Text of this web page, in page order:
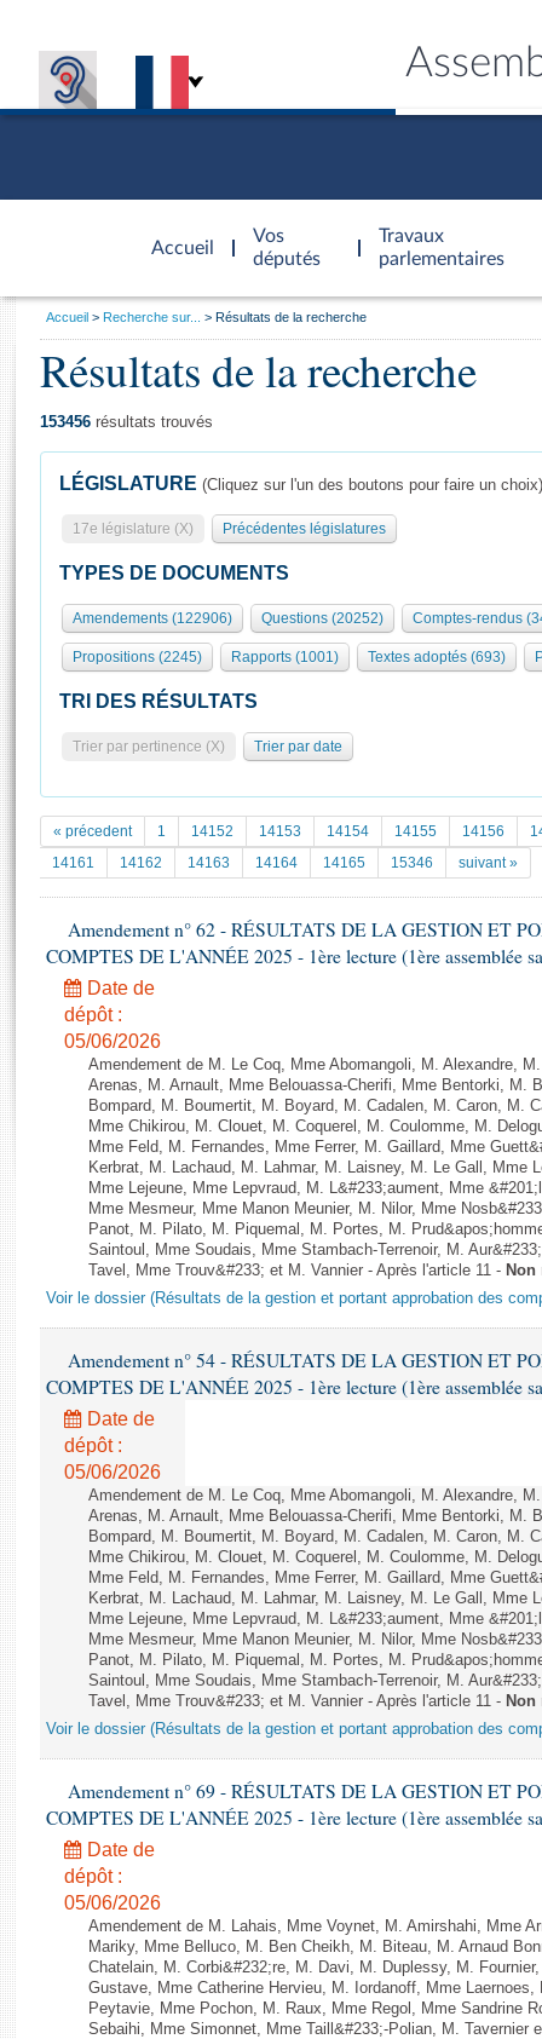
Accueil
d'accueil
Vos
députés
Travaux
parlementaires
Présidence
577 députés
Groupes politiques
Séance publique
Commissions et autres organes
Europe et International
Pétitions
Documents parlementaires
Projets de loi
Propositions de loi
Amendements
Textes adoptés
Rapports d'information
Rapports d'enquête
Rapports législatifs
Rapports sur l'application des lois
Baromètre de l’application des lois
Dossiers législatifs
Budget et sécurité sociale
Questions écrites et orales
Général
Rôle et pouvoirs de l'Assemblée
Organisation de l'Assemblée
Présidence Conférence des Présidents Bureau Collège des
Statistiques et chiffres clés
Documents de référence
( Constitution | Règlement de l'Assemblée ... )
Histoire
Juniors
Anciennes législatures
Liens vers les sites publics
Visiter l'Assemblée
Visite virtuelle du palais Bourbon
Assister à une séance
La Bibliothèque
Les archives
Contacts et plan d'accès
Photos libres de droit
Vous
Accueil Recherche sur... Résultats de la recherche
Résultats de la recherche
153456 résultats trouvés
LÉGISLATURE (Cliquez sur l'un des boutons pour faire un choix)
17e législature (X) Précédentes législatures
TYPES DE DOCUMENTS
Amendements (122906) Questions (20252) Comptes-rendus
Propositions (2245) Rapports (1001) Textes adoptés (693)
TRI DES RÉSULTATS
Trier par pertinence (X) Trier par date
« précedent 1 14152 14153 14154 14155 14156
14161
14162 14163 14164 14165 15346 suivant »
Amendement n° 62 - RÉSULTATS DE LA GESTION ET
COMPTES DE L'ANNÉE 2025 - 1ère lecture (1ère assemblée
Date de
dépôt :
05/06/2026
Amendement de M. Le Coq, Mme Abomangoli, M. Alexandre,
Arenas, M. Arnault, Mme Belouassa-Cherifi, Mme Bentorki, M.
Bompard, M. Boumertit, M. Boyard, M. Cadalen, M. Caron, M.
Mme Chikirou, M. Clouet, M. Coquerel, M. Coulomme, M.
Mme Feld, M. Fernandes, Mme Ferrer, M. Gaillard, Mme
Kerbrat, M. Lachaud, M. Lahmar, M. Laisney, M. Le Gall, Mme
Mme Lejeune, Mme Lepvraud, M. L&#233;aument, Mme
Mme Mesmeur, Mme Manon Meunier, M. Nilor, Mme
Panot, M. Pilato, M. Piquemal, M. Portes, M.
Saintoul, Mme Soudais, Mme Stambach-Terrenoir, M.
Tavel, Mme Trouv&#233; et M. Vannier - Après l'article 11 - Non
Voir le dossier (Résultats de la gestion et portant approbation des
Amendement n° 54 - RÉSULTATS DE LA GESTION ET
COMPTES DE L'ANNÉE 2025 - 1ère lecture (1ère assemblée
Date de
dépôt :
05/06/2026
Amendement de M. Le Coq, Mme Abomangoli, M. Alexandre,
Arenas, M. Arnault, Mme Belouassa-Cherifi, Mme Bentorki, M.
Bompard, M. Boumertit, M. Boyard, M. Cadalen, M. Caron, M.
Mme Chikirou, M. Clouet, M. Coquerel, M. Coulomme, M.
Mme Feld, M. Fernandes, Mme Ferrer, M. Gaillard, Mme
Kerbrat, M. Lachaud, M. Lahmar, M. Laisney, M. Le Gall, Mme
Mme Lejeune, Mme Lepvraud, M. L&#233;aument, Mme
Mme Mesmeur, Mme Manon Meunier, M. Nilor, Mme
Panot, M. Pilato, M. Piquemal, M. Portes, M.
Saintoul, Mme Soudais, Mme Stambach-Terrenoir, M.
Tavel, Mme Trouv&#233; et M. Vannier - Après l'article 11 - Non
Voir le dossier (Résultats de la gestion et portant approbation des
Amendement n° 69 - RÉSULTATS DE LA GESTION ET
COMPTES DE L'ANNÉE 2025 - 1ère lecture (1ère assemblée
Date de
dépôt :
05/06/2026
Amendement de M. Lahais, Mme Voynet, M. Amirshahi, Mme
Mariky, Mme Belluco, M. Ben Cheikh, M. Biteau, M. Arnaud
Chatelain, M. Corbi&#232;re, M. Davi, M. Duplessy, M.
Gustave, Mme Catherine Hervieu, M. Iordanoff, Mme
Peytavie, Mme Pochon, M. Raux, Mme Regol, Mme Sandrine
Sebaihi, Mme Simonnet, Mme Taill&#233;-Polian, M. Tavernier